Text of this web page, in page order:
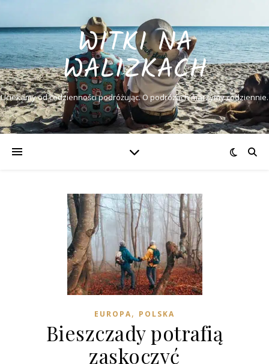
WITKI NA
WALIZKACH
Uciekamy od codzienności podróżując. O podróżach marzymy codziennie.
EUROPA, POLSKA
Bieszczady potrafią
zaskoczyć